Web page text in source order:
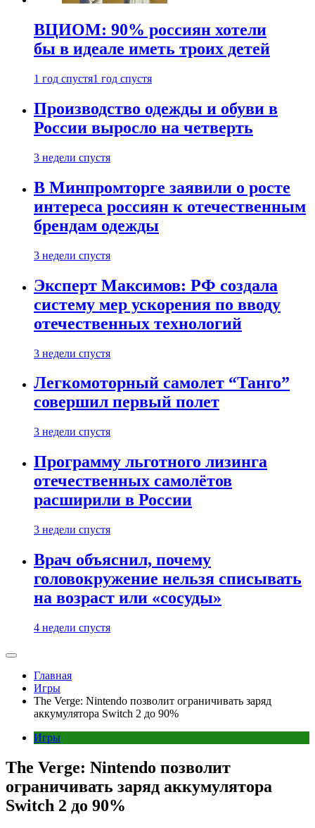
ВЦИОМ: 90% россиян хотели
бы в идеале иметь троих детей
1 год спустя1 год спустя
Производство одежды и обуви в
России выросло на четверть
3 недели спустя
В Минпромторге заявили о росте
интереса россиян к отечественным
брендам одежды
3 недели спустя
Эксперт Максимов: РФ создала
систему мер ускорения по вводу
отечественных технологий
3 недели спустя
Легкомоторный самолет “Танго”
совершил первый полет
3 недели спустя
Программу льготного лизинга
отечественных самолётов
расширили в России
3 недели спустя
Врач объяснил, почему
головокружение нельзя списывать
на возраст или «сосуды»
4 недели спустя
Главная
Игры
The Verge: Nintendo позволит ограничивать заряд
аккумулятора Switch 2 до 90%
Игры
The Verge: Nintendo позволит
ограничивать заряд аккумулятора
Switch 2 до 90%